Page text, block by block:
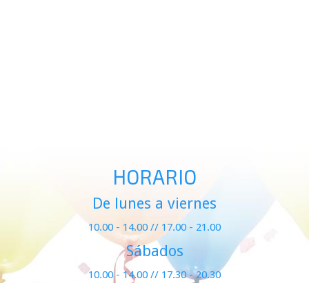
HORARIO
De lunes a viernes
10.00 - 14.00 // 17.00 - 21.00
Sábados
10.00 - 14.00 // 17.30 - 20.30